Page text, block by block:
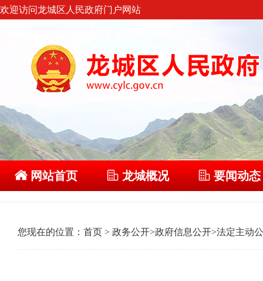
欢迎访问龙城区人民政府门户网站
网站首页 龙城概况 要闻动态
您现在的位置： 首页 > 政务公开>政府信息公开>法定主动